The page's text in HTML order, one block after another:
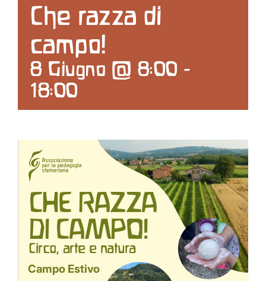
Che razza di
campo!
8 Giugno @ 8:00 -
18:00